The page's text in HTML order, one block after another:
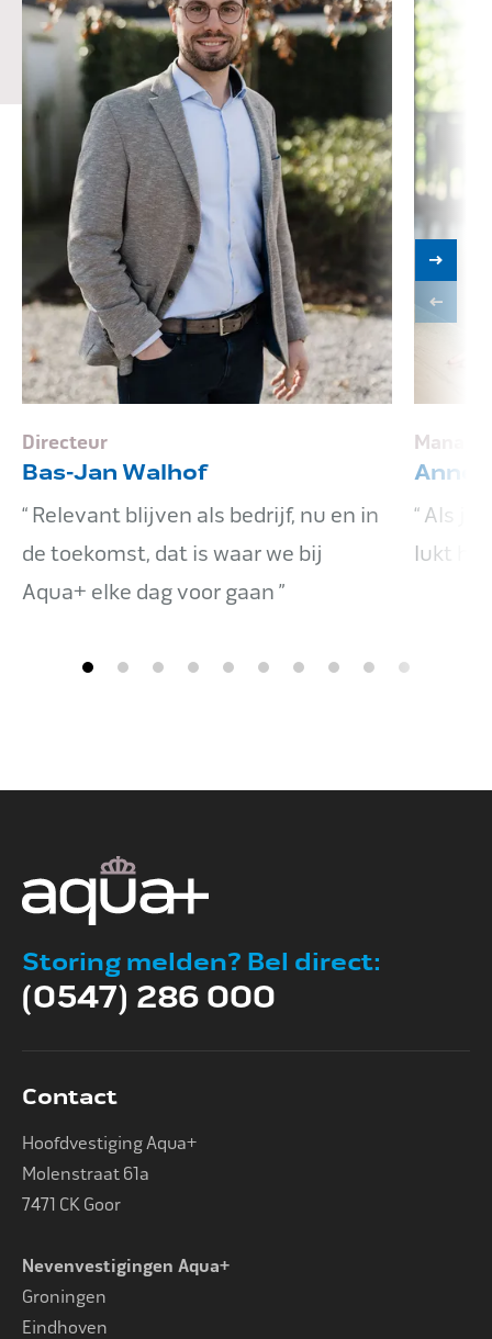
Directeur
Bas-Jan Walhof
Relevant blijven als bedrijf, nu en in
de toekomst, dat is waar we bij
Aqua+ elke dag voor gaan
Als je
lukt
Storing melden? Bel direct:
(0547) 286 000
Contact
Hoofdvestiging Aqua+
Molenstraat 61a
7471 CK Goor
Nevenvestigingen Aqua+
Groningen
Eindhoven